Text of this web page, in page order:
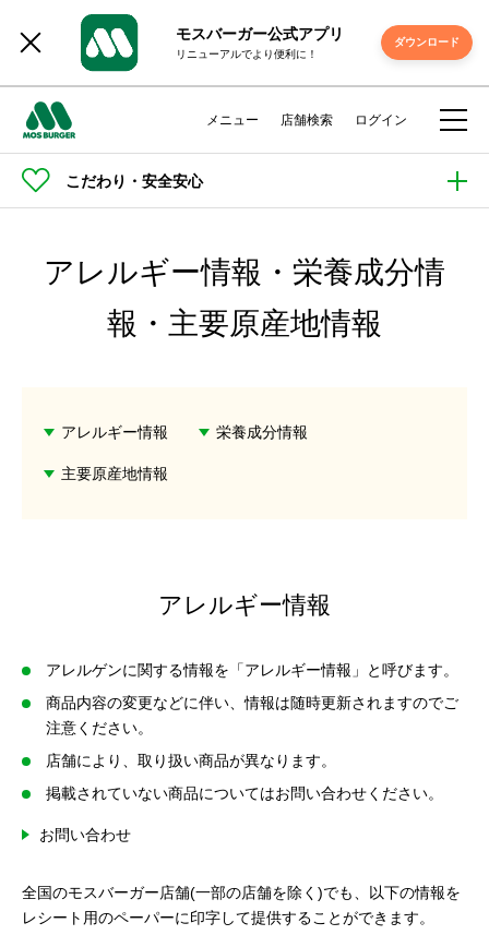
モスバーガー公式アプリ
リニューアルでより便利に！
ダウンロード
メニュー 店舗検索 ログイン
こだわり・安全安心
アレルギー情報・栄養成分情
報・主要原産地情報
アレルギー情報 栄養成分情報
主要原産地情報
アレルギー情報
アレルゲンに関する情報を「アレルギー情報」と呼びます。
商品内容の変更などに伴い、情報は随時更新されますのでご
注意ください。
店舗により、取り扱い商品が異なります。
掲載されていない商品についてはお問い合わせください。
お問い合わせ
全国のモスバーガー店舗(一部の店舗を除く)でも、以下の情報を
レシート用のペーパーに印字して提供することができます。